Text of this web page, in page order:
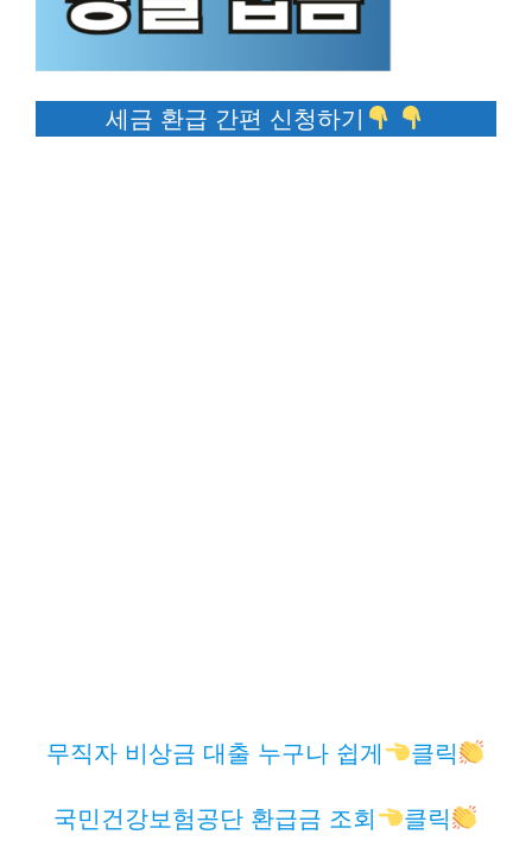
세금 환급 간편 신청하기
무직자 비상금 대출 누구나 쉽게 클릭
국민건강보험공단 환급금 조회 클릭